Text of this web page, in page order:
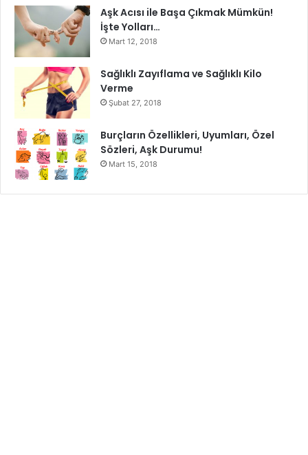
Aşk Acısı ile Başa Çıkmak Mümkün!
İşte Yolları…
Mart 12, 2018
Sağlıklı Zayıflama ve Sağlıklı Kilo
Verme
Şubat 27, 2018
Burçların Özellikleri, Uyumları, Özel
Sözleri, Aşk Durumu!
Mart 15, 2018